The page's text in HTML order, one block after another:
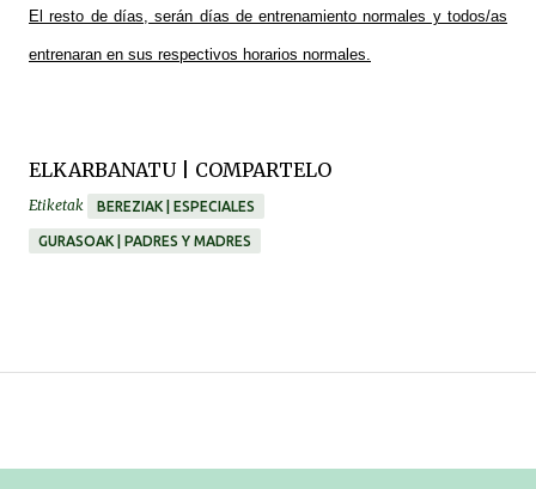
El resto de días, serán días de entrenamiento normales y todos/as
entrenaran en sus respectivos horarios normales.
ELKARBANATU | COMPARTELO
Etiketak BEREZIAK | ESPECIALES
GURASOAK | PADRES Y MADRES